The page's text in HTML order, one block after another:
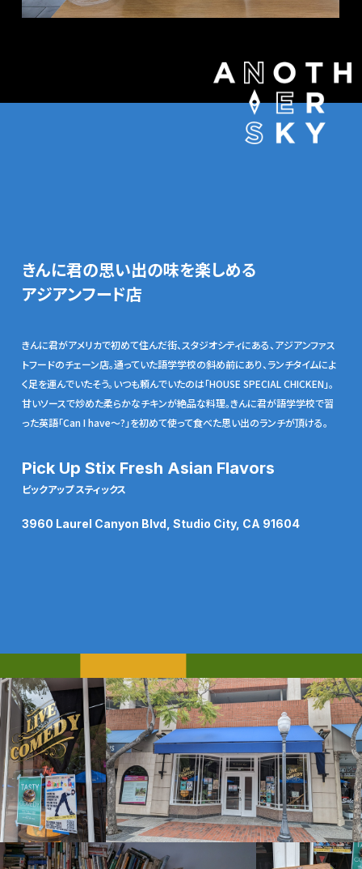
きんに君の思い出の味を楽しめる
アジアンフード店
きんに君がアメリカで初めて住んだ街、スタジオシティにある、アジアンファス
トフードのチェーン店。通っていた語学学校の斜め前にあり、ランチタイムによ
く足を運んでいたそう。いつも頼んでいたのは「HOUSE SPECIAL CHICKEN」。
甘いソースで炒めた柔らかなチキンが絶品な料理。きんに君が語学学校で習
った英語「Can I have〜?」を初めて使って食べた思い出のランチが頂ける。
Pick Up Stix Fresh Asian Flavors
ピックアップ スティックス
3960 Laurel Canyon Blvd, Studio City, CA 91604